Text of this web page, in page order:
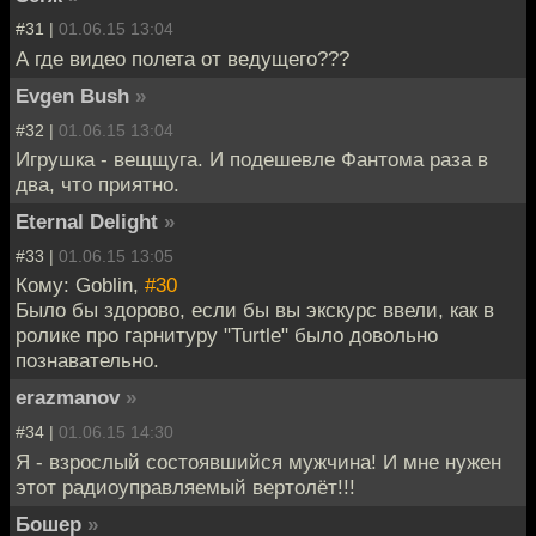
#31 | 01.06.15 13:04
А где видео полета от ведущего???
Evgen Bush »
#32 | 01.06.15 13:04
Игрушка - вещщуга. И подешевле Фантома раза в
два, что приятно.
Eternal Delight »
#33 | 01.06.15 13:05
Кому: Goblin, #30
Было бы здорово, если бы вы экскурс ввели, как в
ролике про гарнитуру "Turtle" было довольно
познавательно.
erazmanov »
#34 | 01.06.15 14:30
Я - взрослый состоявшийся мужчина! И мне нужен
этот радиоуправляемый вертолёт!!!
Бошер »